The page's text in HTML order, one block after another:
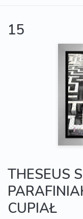
15
THESEUS
CUPIAŁ